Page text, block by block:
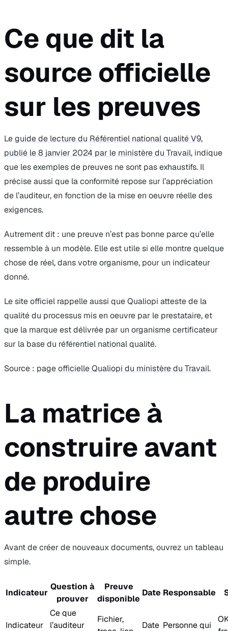
Ce que dit la
source officielle
sur les preuves
Leguide de lecture du Référentiel national qualité V9,
publié le 8 janvier 2024 par le ministère du Travail, indique
que les exemples de preuves ne sont pas exhaustifs. Il
précise aussi que la conformité repose sur l’appréciation
de l’auditeur, en fonction de la mise en oeuvre réelle des
exigences.
Autrement dit : une preuve n’est pas bonne parce qu’elle
ressemble à un modèle. Elle est utile si elle montre quelque
chose de réel, dans votre organisme, pour un indicateur
donné.
Le site officiel rappelle aussi que Qualiopi atteste de la
qualité du processus mis en oeuvre par le prestataire, et
que la marque est délivrée par un organisme certificateur
sur la base du référentiel national qualité.
Source : page officielle Qualiopi du ministère du Travail.
La matrice à
construire avant
de produire
autre chose
Avant de créer de nouveaux documents, ouvrez un tableau
simple.
Indicateur
Question à
prouver
Preuve
disponible
Date Responsable
Indicateur
Ce que
l’auditeur
Fichier,
Date Personne qui